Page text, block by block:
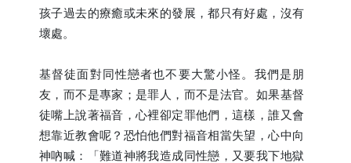
孩子過去的療癒或未來的發展，都只有好處，沒有
壞處。
基督徒面對同性戀者也不要大驚小怪。我們是朋
友，而不是專家；是罪人，而不是法官。如果基督
徒嘴上說著福音，心裡卻定罪他們，這樣，誰又會
想靠近教會呢？恐怕他們對福音相當失望，心中向
神吶喊：「難道神將我造成同性戀，又要我下地獄